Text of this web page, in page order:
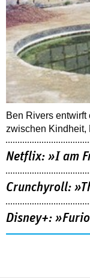
Ben Rivers
zwischen Kindheit,
Netflix: »I am
Crunchyroll:
Disney+: